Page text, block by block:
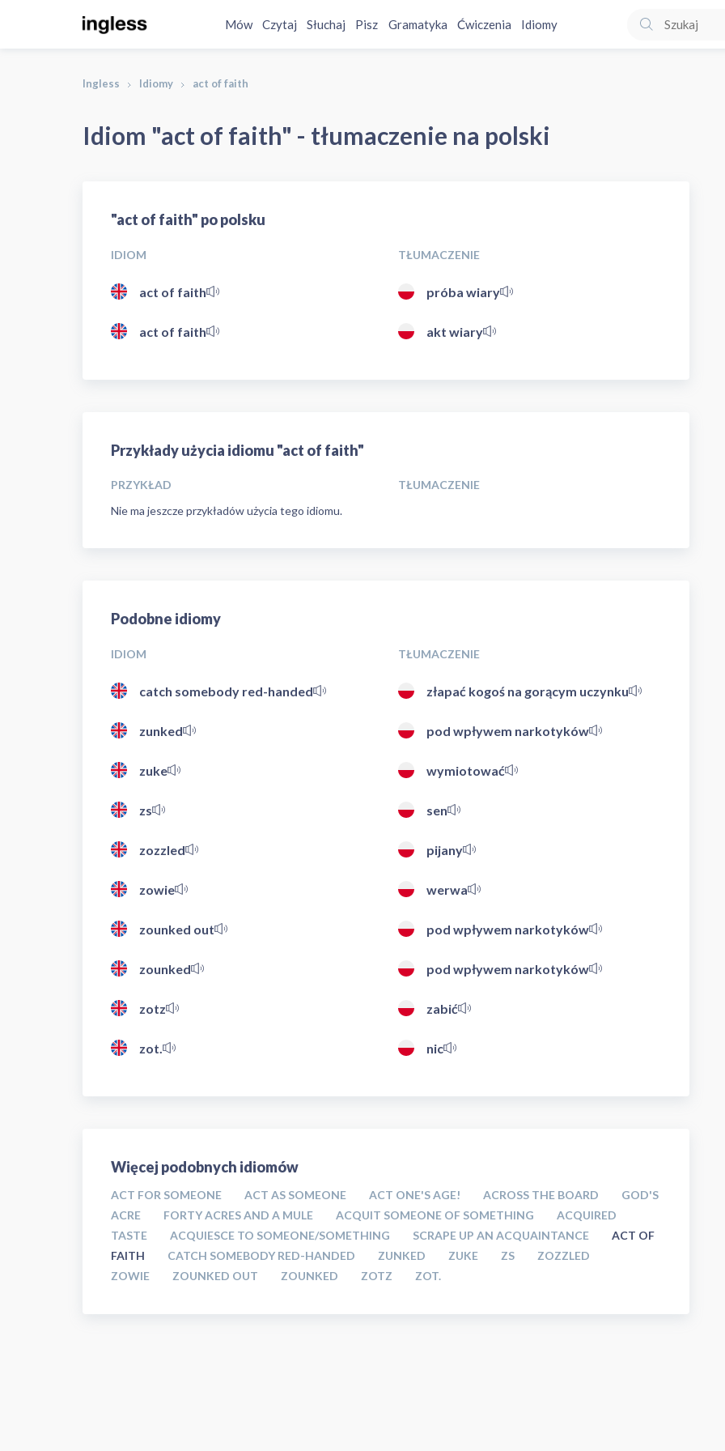
Mów Czytaj Słuchaj Pisz Gramatyka Ćwiczenia Idiomy
Ingless Idiomy act of faith
Idiom "act of faith" - tłumaczenie na polski
"act of faith" po polsku
IDIOM TŁUMACZENIE
act of faith próba wiary
act of faith akt wiary
Przykłady użycia idiomu "act of faith"
PRZYKŁAD
TŁUMACZENIE
Nie ma jeszcze przykładów użycia tego idiomu.
Podobne idiomy
IDIOM TŁUMACZENIE
catch somebody red-handed złapać kogoś na gorącym uczynku
zunked pod wpływem narkotyków
zuke wymiotować
zs sen
zozzled pijany
zowie werwa
zounked out pod wpływem narkotyków
zounked pod wpływem narkotyków
zotz zabić
zot. nic
Więcej podobnych idiomów
ACT FOR SOMEONE ACT AS SOMEONE ACT ONE'S AGE! ACROSS THE BOARD
GOD'S
ACRE
FORTY ACRES AND A MULE ACQUIT SOMEONE OF SOMETHING
ACQUIRED
TASTE
ACQUIESCE TO SOMEONE/SOMETHING SCRAPE UP AN ACQUAINTANCE
ACT OF
FAITH
CATCH SOMEBODY RED-HANDED ZUNKED ZUKE ZS
ZOZZLED
ZOWIE
ZOUNKED OUT ZOUNKED ZOTZ ZOT.